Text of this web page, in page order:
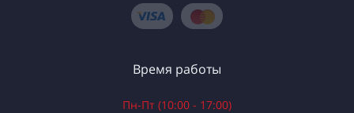
Время работы
Пн-Пт (10:00 - 17:00)